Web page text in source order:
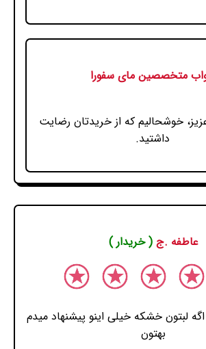
متخصصین مای سفورا
خوشحالیم که از خریدتان رضایت
داشتید.
عاطفه .ج( خریدار )
لبتون خشکه خیلی اینو پیشنهاد میدم
بهتون